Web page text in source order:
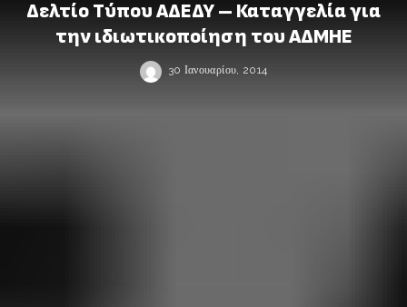
Δελτίο Τύπου ΑΔΕΔΥ – Καταγγελία για
την ιδιωτικοποίηση του ΑΔΜΗΕ
30 Ιανουαρίου, 2014